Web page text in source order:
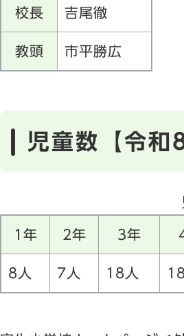
校長 吉尾徹
教頭 市平勝広
児童数【令和
1年 2年 3年
8人 7人 18人